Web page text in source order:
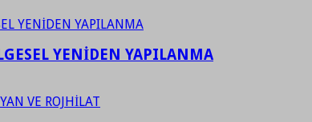
YENİDEN YAPILANMA